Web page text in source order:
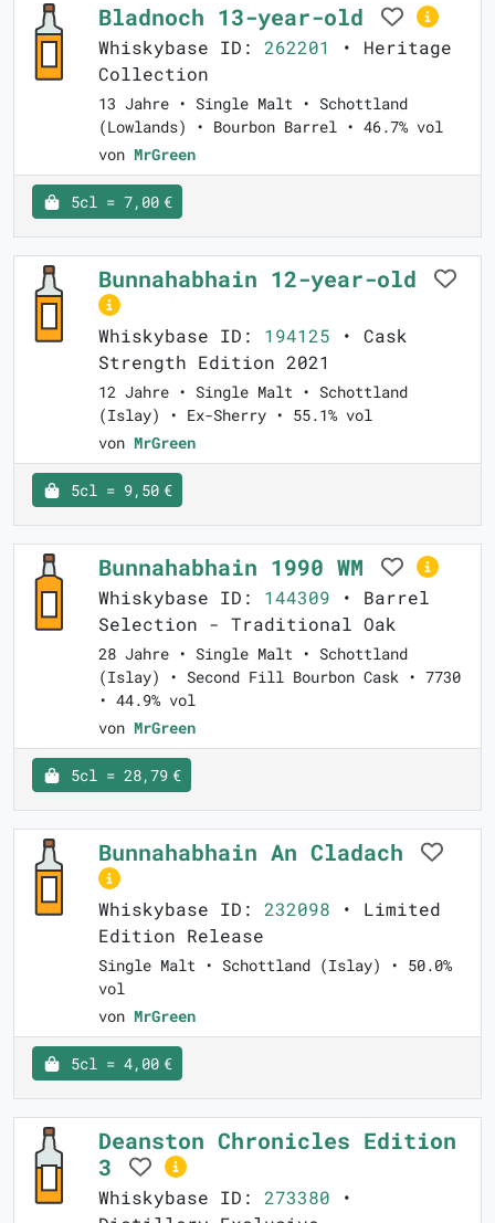
Bladnoch 13-year-old
Whiskybase ID: 262201
• Heritage
Collection
13 Jahre • Single Malt • Schottland
(Lowlands) • Bourbon Barrel • 46.7% vol
von MrGreen
5cl = 7,00 €
Bunnahabhain 12-year-old
Whiskybase ID: 194125 • Cask
Strength Edition 2021
12 Jahre • Single Malt • Schottland
(Islay) • Ex-Sherry • 55.1% vol
von MrGreen
5cl = 9,50 €
Bunnahabhain 1990 WM
Whiskybase ID: 144309 • Barrel
Selection - Traditional Oak
28 Jahre • Single Malt • Schottland
(Islay) • Second Fill Bourbon Cask • 7730
• 44.9% vol
von MrGreen
5cl = 28,79 €
Bunnahabhain An Cladach
Whiskybase ID: 232098 • Limited
Edition Release
Single Malt • Schottland (Islay) • 50.0%
vol
von MrGreen
5cl = 4,00 €
Deanston Chronicles Edition
3
Whiskybase ID: 273380 •